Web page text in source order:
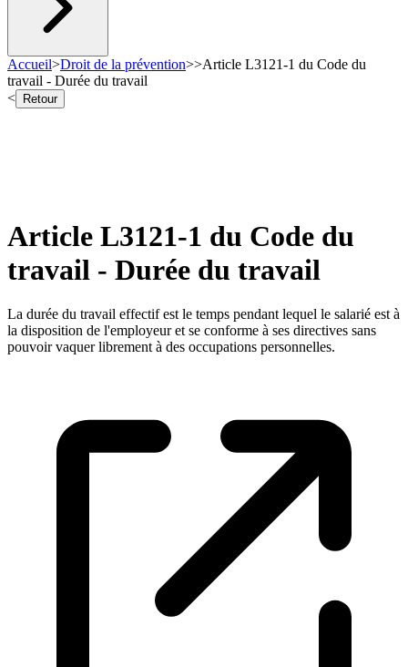
Accueil>Droit de la prévention>>Article L3121-1 du Code du
travail - Durée du travail
<
Retour
Article L3121-1 du Code du
travail - Durée du travail
La durée du travail effectif est le temps pendant lequel le salarié est à
la disposition de l'employeur et se conforme à ses directives sans
pouvoir vaquer librement à des occupations personnelles.